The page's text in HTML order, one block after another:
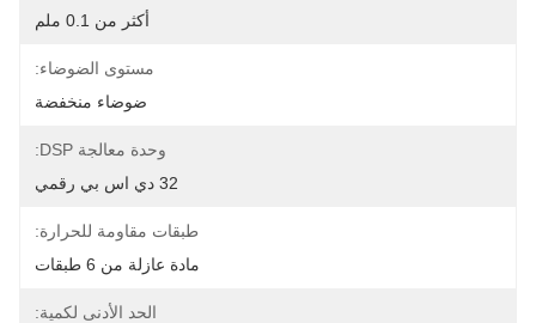
أكثر من 0.1 ملم
مستوى الضوضاء:
ضوضاء منخفضة
وحدة معالجة DSP:
32 دي اس بي رقمي
طبقات مقاومة للحرارة:
مادة عازلة من 6 طبقات
الحد الأدنى لكمية: